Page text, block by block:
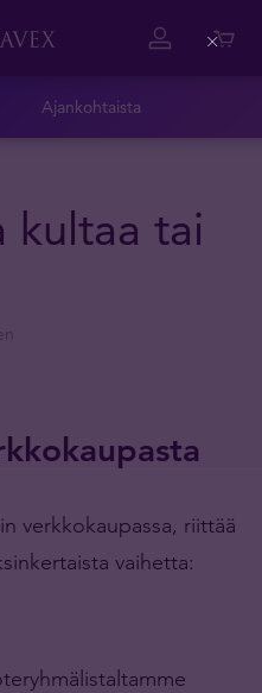
Ajankohtaista
kultaa tai
verkkokaupassa, riittää
vaihetta:
Close